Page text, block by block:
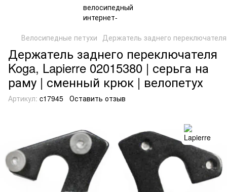
Велосипедные петухи Держатель заднего
Держатель заднего переключателя
Koga, Lapierre 02015380 | серьга на
раму | сменный крюк | велопетух
Артикул: c17945 Оставить отзыв